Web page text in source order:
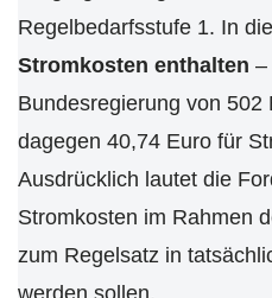
Regelbedarfsstufe 1. In
Stromkosten enthalten –
Bundesregierung von 502
dagegen 40,74 Euro für
Ausdrücklich lautet die
Stromkosten im Rahmen
zum Regelsatz in